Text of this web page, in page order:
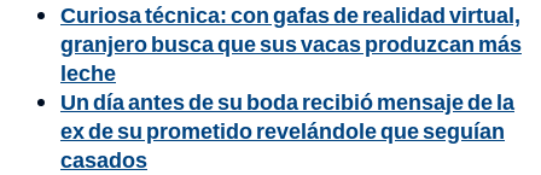
Curiosa técnica: con gafas de realidad virtual,
granjero busca que sus vacas produzcan más
leche
Un día antes de su boda recibió mensaje de la
ex de su prometido revelándole que seguían
casados